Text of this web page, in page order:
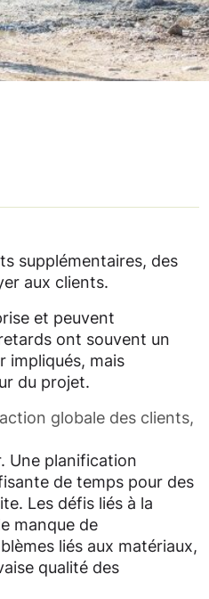
supplémentaires, des
aux clients.
et peuvent
ont souvent un
impliqués, mais
du projet.
globale des clients,
Une planification
de temps pour des
Les défis liés à la
manque de
liés aux matériaux,
qualité des